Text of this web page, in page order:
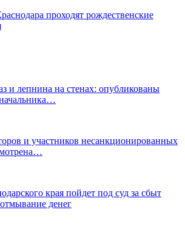
проходят рождественские
и лепнина на стенах: опубликованы
и участников несанкционированных
края пойдет под суд за сбыт
денег